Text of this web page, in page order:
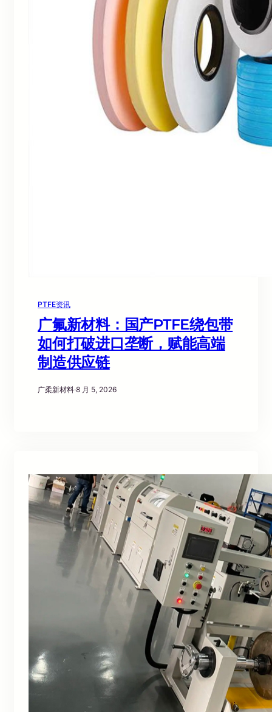
PTFE资讯
广氟新材料：国产PTFE绕包带
如何打破进口垄断，赋能高端
制造供应链
广柔新材料·8 月 5, 2026